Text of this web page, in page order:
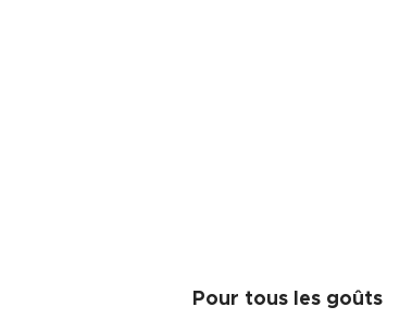
Pour tous les goûts